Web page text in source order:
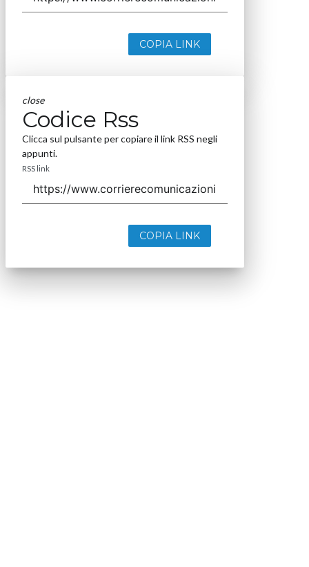
COPIA LINK
close
Codice Rss
Clicca sul pulsante per copiare il link RSS negli
appunti.
RSS link
COPIA LINK